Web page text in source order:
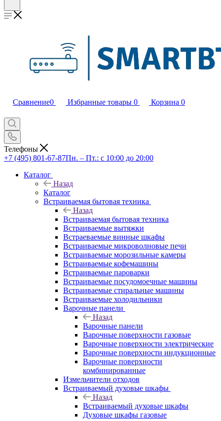
Сравнение0 Избранные товары 0 Корзина 0
Телефоны
+7 (495) 801-67-87Пн. – Пт.: с 10:00 до 20:00
Каталог
Назад
Каталог
Встраиваемая бытовая техника
Назад
Встраиваемая бытовая техника
Встраиваемые вытяжки
Встраеваемые винные шкафы
Встраиваемые микроволновые печи
Встраиваемые морозильные камеры
Встраиваемые кофемашины
Встраиваемые пароварки
Встраиваемые посудомоечные машины
Встраиваемые стиральные машины
Встраиваемые холодильники
Варочные панели
Назад
Варочные панели
Варочные поверхности газовые
Варочные поверхности электрические
Варочные поверхности индукционные
Варочные поверхности
комбинированные
Измельчители отходов
Встраиваемый духовые шкафы
Назад
Встраиваемый духовые шкафы
Духовые шкафы газовые